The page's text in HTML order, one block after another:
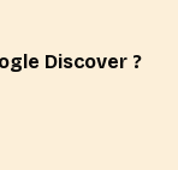
Discover ?